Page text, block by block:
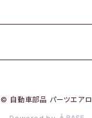
© 自動車部品 パーツエアロ